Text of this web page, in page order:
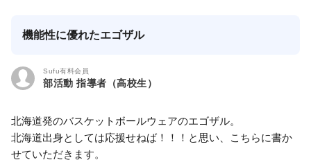
機能性に優れたエゴザル
Sufu有料会員
部活動 指導者（高校生）
北海道発のバスケットボールウェアのエゴザル。
北海道出身としては応援せねば！！！と思い、こちらに書か
せていただきます。